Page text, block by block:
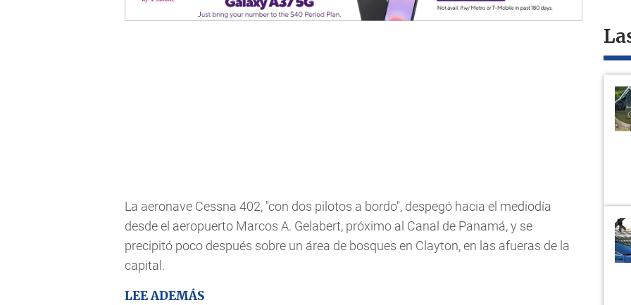
La aeronave Cessna 402, "con dos pilotos a bordo", despegó hacia el mediodía
desde el aeropuerto Marcos A. Gelabert, próximo al Canal de Panamá, y se
precipitó poco después sobre un área de bosques en Clayton, en las afueras de la
capital.
LEE ADEMÁS